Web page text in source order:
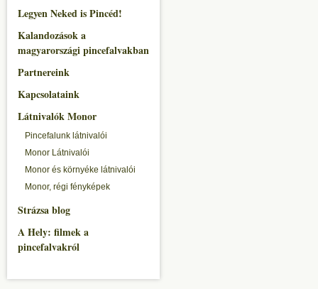
Legyen Neked is Pincéd!
Kalandozások a
magyarországi pincefalvakban
Partnereink
Kapcsolataink
Látnivalók Monor
Pincefalunk látnivalói
Monor Látnivalói
Monor és környéke látnivalói
Monor, régi fényképek
Strázsa blog
A Hely: filmek a
pincefalvakról